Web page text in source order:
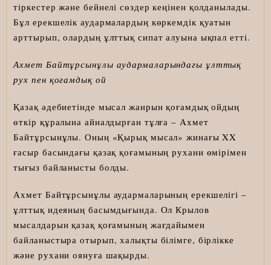
тіркестер және бейнелі сөздер кеңінен қолданылады.
Бұл ерекшелік аудармалардың көркемдік қуатын
арттырып, олардың ұлттық сипат алуына ықпал етті.
Ахмет Байтұрсынұлы аудармаларындағы ұлттық
рух пен қоғамдық ой
Қазақ әдебиетінде мысал жанрын қоғамдық ойдың
өткір құралына айналдырған тұлға – Ахмет
Байтұрсынұлы. Оның «Қырық мысал» жинағы XX
ғасыр басындағы қазақ қоғамының рухани өмірімен
тығыз байланысты болды.
Ахмет Байтұрсынұлы аудармаларының ерекшелігі –
ұлттық идеяның басымдығында. Ол Крылов
мысалдарын қазақ қоғамының жағдайымен
байланыстыра отырып, халықты білімге, бірлікке
және рухани оянуға шақырды.